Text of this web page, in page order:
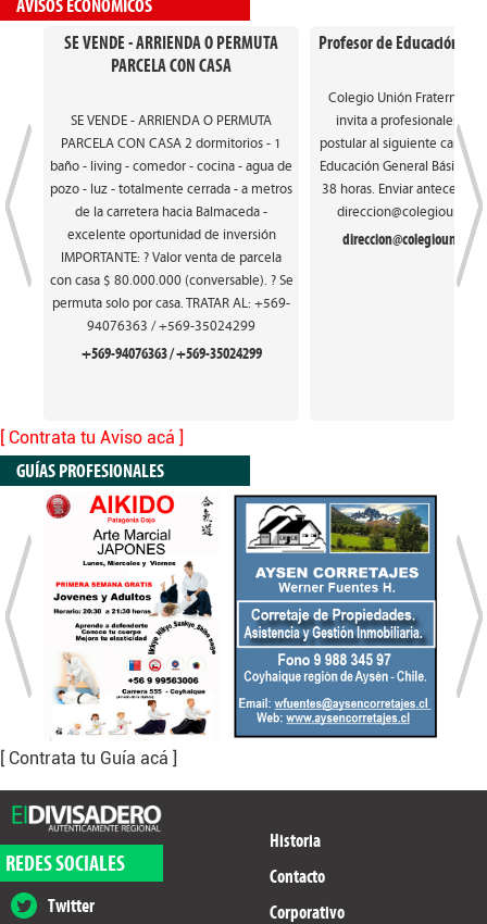
AVISOS ECONÓMICOS
SE VENDE - ARRIENDA O PERMUTA
PARCELA CON CASA
SE VENDE - ARRIENDA O PERMUTA
PARCELA CON CASA 2 dormitorios - 1
baño - living - comedor - cocina - agua de
pozo - luz - totalmente cerrada - a metros
de la carretera hacia Balmaceda -
excelente oportunidad de inversión
IMPORTANTE: ? Valor venta de parcela
con casa $ 80.000.000 (conversable). ? Se
permuta solo por casa. TRATAR AL: +569-
94076363 / +569-35024299
+569-94076363 / +569-35024299
Profesor de Educación
Colegio Unión Fraterna de
invita a profesionales
postular al siguiente cargo:
Educación General Básica.
38 horas. Enviar
[ Contrata tu Aviso acá ]
GUÍAS PROFESIONALES
[ Contrata tu Guía acá ]
REDES SOCIALES
Twitter
Historia
Contacto
Corporativo